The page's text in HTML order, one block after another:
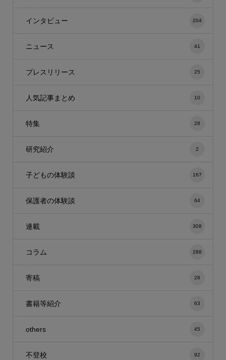
インタビュー 204
ニュース 41
プレスリリース 25
人気記事まとめ 10
特集 28
研究紹介 2
子どもの体験談 167
保護者の体験談 64
連載 308
コラム 288
寄稿 28
書籍等紹介 63
others 45
不登校 92